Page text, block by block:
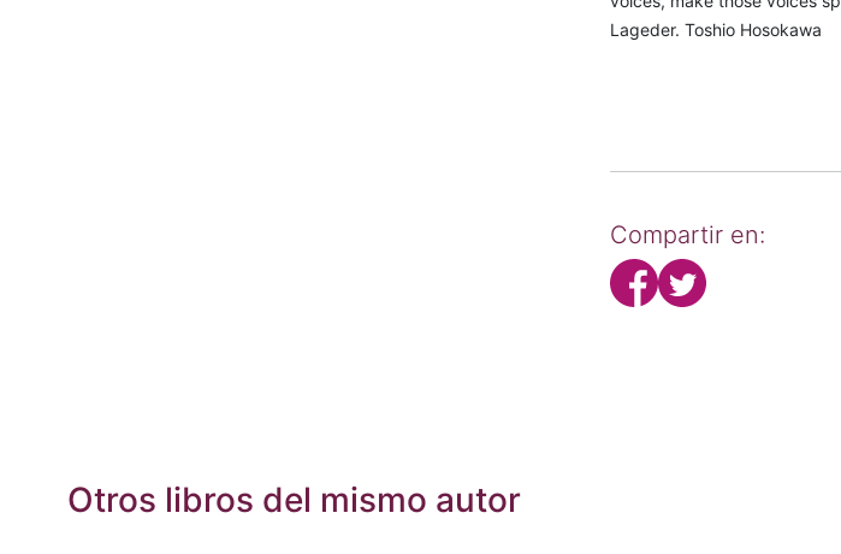
Lageder. Toshio Hosokawa
Compartir en:
Otros libros del mismo autor